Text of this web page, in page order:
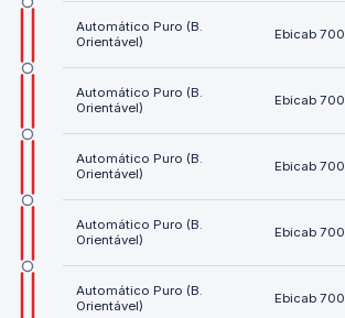
Automático Puro (B.
Orientável)
Automático Puro (B.
Orientável)
Automático Puro (B.
Orientável)
Automático Puro (B.
Orientável)
Automático Puro (B.
Orientável)
Ebicab 700
Ebicab 700
Ebicab 700
Ebicab 700
Ebicab 700